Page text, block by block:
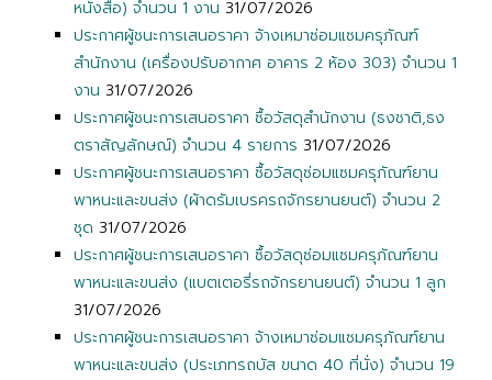
หนังสือ) จำนวน 1 งาน 31/07/2026
ประกาศผู้ชนะการเสนอราคา จ้างเหมาซ่อมแซมครุภัณฑ์
สำนักงาน (เครื่องปรับอากาศ อาคาร 2 ห้อง 303) จำนวน 1
งาน 31/07/2026
ประกาศผู้ชนะการเสนอราคา ซื้อวัสดุสำนักงาน (ธงชาติ,ธง
ตราสัญลักษณ์) จำนวน 4 รายการ 31/07/2026
ประกาศผู้ชนะการเสนอราคา ซื้อวัสดุซ่อมแซมครุภัณฑ์ยาน
พาหนะและขนส่ง (ผ้าดรัมเบรครถจักรยานยนต์) จำนวน 2
ชุด 31/07/2026
ประกาศผู้ชนะการเสนอราคา ซื้อวัสดุซ่อมแซมครุภัณฑ์ยาน
พาหนะและขนส่ง (แบตเตอรี่รถจักรยานยนต์) จำนวน 1 ลูก
31/07/2026
ประกาศผู้ชนะการเสนอราคา จ้างเหมาซ่อมแซมครุภัณฑ์ยาน
พาหนะและขนส่ง (ประเภทรถบัส ขนาด 40 ที่นั่ง) จำนวน 19